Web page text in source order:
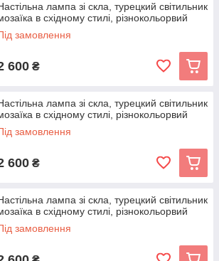
лампа зі скла, турецкий світильник
в східному стилі, різнокольорвий
замовлення
600 ₴
лампа зі скла, турецкий світильник
в східному стилі, різнокольорвий
замовлення
600 ₴
лампа зі скла, турецкий світильник
в східному стилі, різнокольорвий
замовлення